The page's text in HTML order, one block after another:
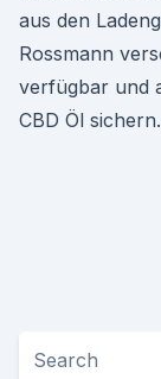
aus den
Rossmann
verfügbar und
CBD Öl sichern.